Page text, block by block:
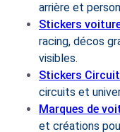
arrière et
Stickers
racing, décos
visibles.
Stickers
circuits et
Marques de
et créations